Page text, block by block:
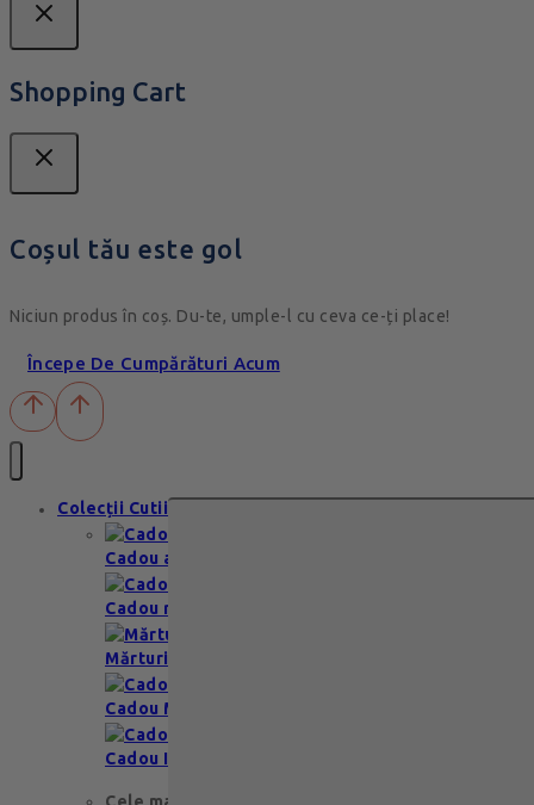
Shopping Cart
Coșul tău este gol
Niciun produs în coș. Du-te, umple-l cu ceva ce-ți place!
Începe De Cumpărături Acum
Colecții Cutii
Cadou aniversare
Cadou romantic
Mărturii nuntă & botez
Cadou Multumesc
Cadou Invitatie